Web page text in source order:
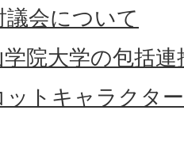
会について
院大学の包括
ットキャラクタ